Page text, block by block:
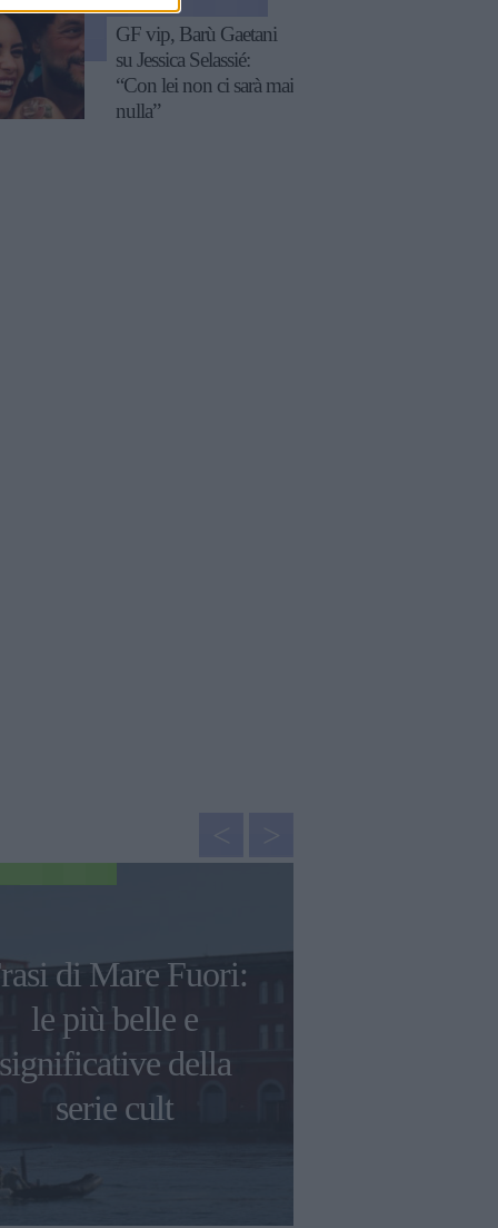
GF vip, Barù Gaetani
su Jessica Selassié:
“Con lei non ci sarà mai
nulla”
di Mare Fuori:
le più belle e
significative della
serie cult